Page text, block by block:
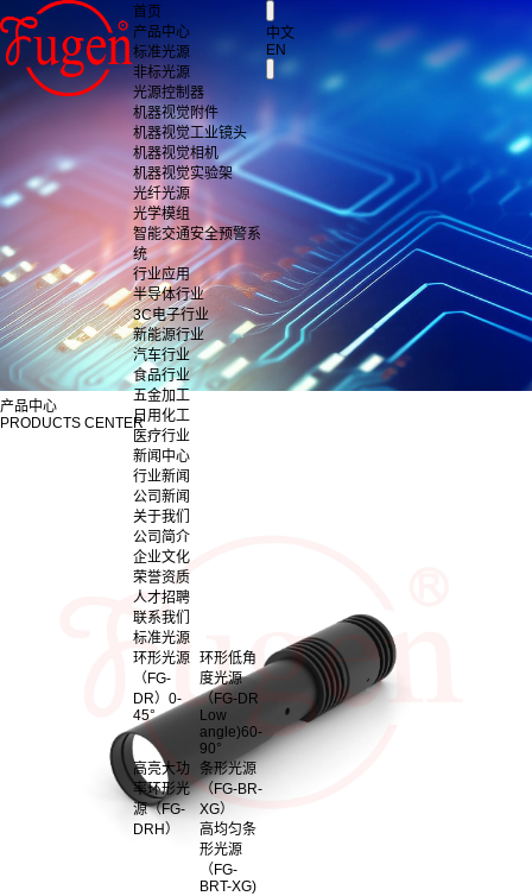
首页
产品中心
标准光源
非标光源
光源控制器
机器视觉附件
机器视觉工业镜头
机器视觉相机
机器视觉实验架
光纤光源
光学模组
智能交通安全预警系
统
行业应用
半导体行业
3C电子行业
新能源行业
汽车行业
食品行业
五金加工
日用化工
医疗行业
新闻中心
行业新闻
公司新闻
关于我们
公司简介
企业文化
荣誉资质
人才招聘
联系我们
标准光源
环形光源
（FG-
DR）0-
45°
环形低角
度光源
（FG-DR
Low
angle)60-
90°
高亮大功
率环形光
源（FG-
DRH）
条形光源
（FG-BR-
XG）
高均匀条
形光源
（FG-
BRT-XG)
中文
EN
产品中心
PRODUCTS CENTER